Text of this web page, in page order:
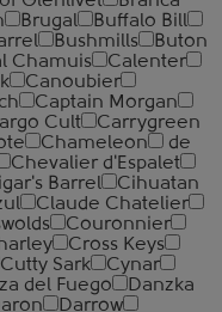
Brugal
Buffalo Bill
Bushmills
Buton
Chamuis
Calenter
Canoubier
Captain Morgan
Cult
Carrygreen
Chameleon
de
Chevalier d'Espalet
Barrel
Cihuatan
Claude Chatelier
Couronnier
Cross Keys
Cutty Sark
Cynar
del Fuego
Danzka
Darrow